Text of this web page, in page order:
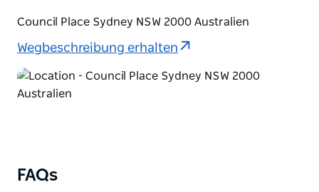
Council Place Sydney NSW 2000 Australien
Wegbeschreibung erhalten
FAQs